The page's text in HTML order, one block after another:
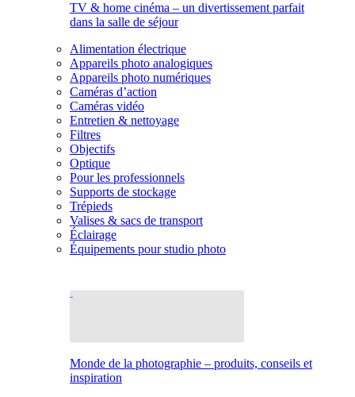
TV & home cinéma – un divertissement parfait
dans la salle de séjour
Alimentation électrique
Appareils photo analogiques
Appareils photo numériques
Caméras d’action
Caméras vidéo
Entretien & nettoyage
Filtres
Objectifs
Optique
Pour les professionnels
Supports de stockage
Trépieds
Valises & sacs de transport
Éclairage
Équipements pour studio photo
Monde de la photographie – produits, conseils et
inspiration